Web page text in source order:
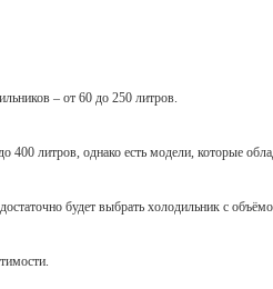
– от 60 до 250 литров.
400 литров, однако есть модели, которые
будет выбрать холодильник с